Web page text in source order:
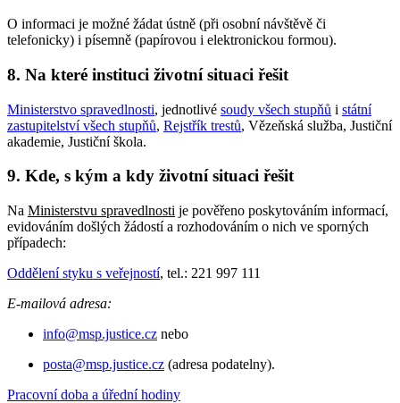
O informaci je možné žádat ústně (při osobní návštěvě či
telefonicky) i písemně (papírovou i elektronickou formou).
8. Na které instituci životní situaci řešit
Ministerstvo spravedlnosti, jednotlivé soudy všech stupňů i státní
zastupitelství všech stupňů, Rejstřík trestů, Vězeňská služba, Justiční
akademie, Justiční škola.
9. Kde, s kým a kdy životní situaci řešit
Na Ministerstvu spravedlnosti je pověřeno poskytováním informací,
evidováním došlých žádostí a rozhodováním o nich ve sporných
případech:
Oddělení styku s veřejností, tel.: 221 997 111
E-mailová adresa:
info@msp.justice.cz nebo
posta@msp.justice.cz (adresa podatelny).
Pracovní doba a úřední hodiny